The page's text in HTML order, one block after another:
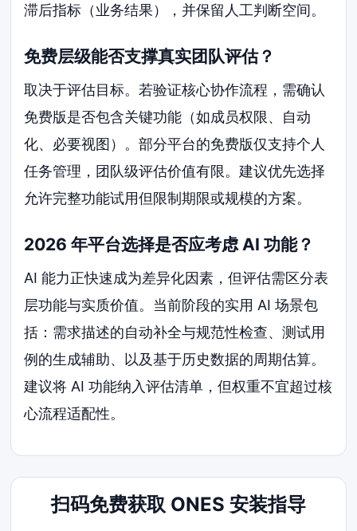
滞后指标（业务结果），并保留人工判断空间。
免费层级能否支撑真实团队评估？
取决于评估目标。若验证核心协作流程，需确认
免费版是否包含关键功能（如成员权限、自动
化、必要视图）。部分平台的免费版仅支持个人
任务管理，团队级评估价值有限。建议优先选择
允许完整功能试用但限制期限或规模的方案。
2026 年平台选择是否应考虑 AI 功能？
AI 能力正快速成为差异化因素，但评估需区分表
层功能与实质价值。当前阶段的实用 AI 场景包
括：需求描述的自动补全与规范性检查、测试用
例的生成辅助、以及基于历史数据的周期估算。
建议将 AI 功能纳入评估清单，但权重不宜超过核
心流程适配性。
扫码免费获取 ONES 安装指导